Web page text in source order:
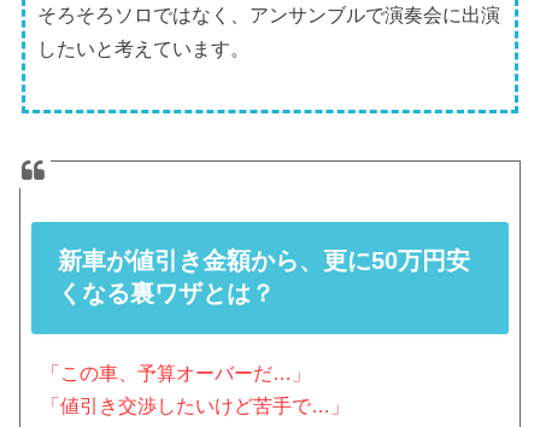
そろそろソロではなく、アンサンブルで演奏会に出演
したいと考えています。
新車が値引き金額から、更に50万円安
くなる裏ワザとは？
「この車、予算オーバーだ…」
「値引き交渉したいけど苦手で…」